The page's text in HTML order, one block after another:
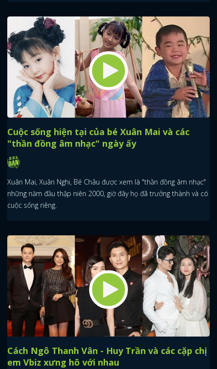
Cuộc sống hiện tại của bé Xuân Mai và các
"thần đồng âm nhạc" ngày ấy
Xuân Mai, Xuân Nghi, Bé Châu được xem là "thần đồng âm nhạc"
những năm đầu thập niên 2000, giờ đây họ đã trưởng thành và có
cuộc sống riêng.
Cách Ngô Thanh Vân - Huy Trần và các cặp chị
em Vbiz xưng hô với nhau